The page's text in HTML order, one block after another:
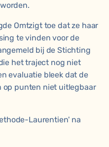
Omtzigt toe dat ze haar
te vinden voor de
bij de Stichting
het traject nog niet
evaluatie bleek dat de
op punten niet uitlegbaar
Laurentien' na